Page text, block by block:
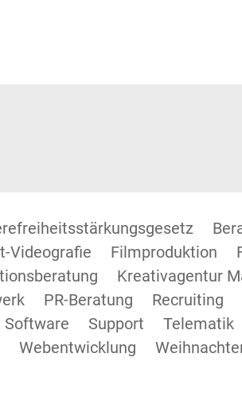
Videografie Filmproduktion
Kreativagentur
PR-Beratung Recruiting
Software Support Telematik
Webentwicklung